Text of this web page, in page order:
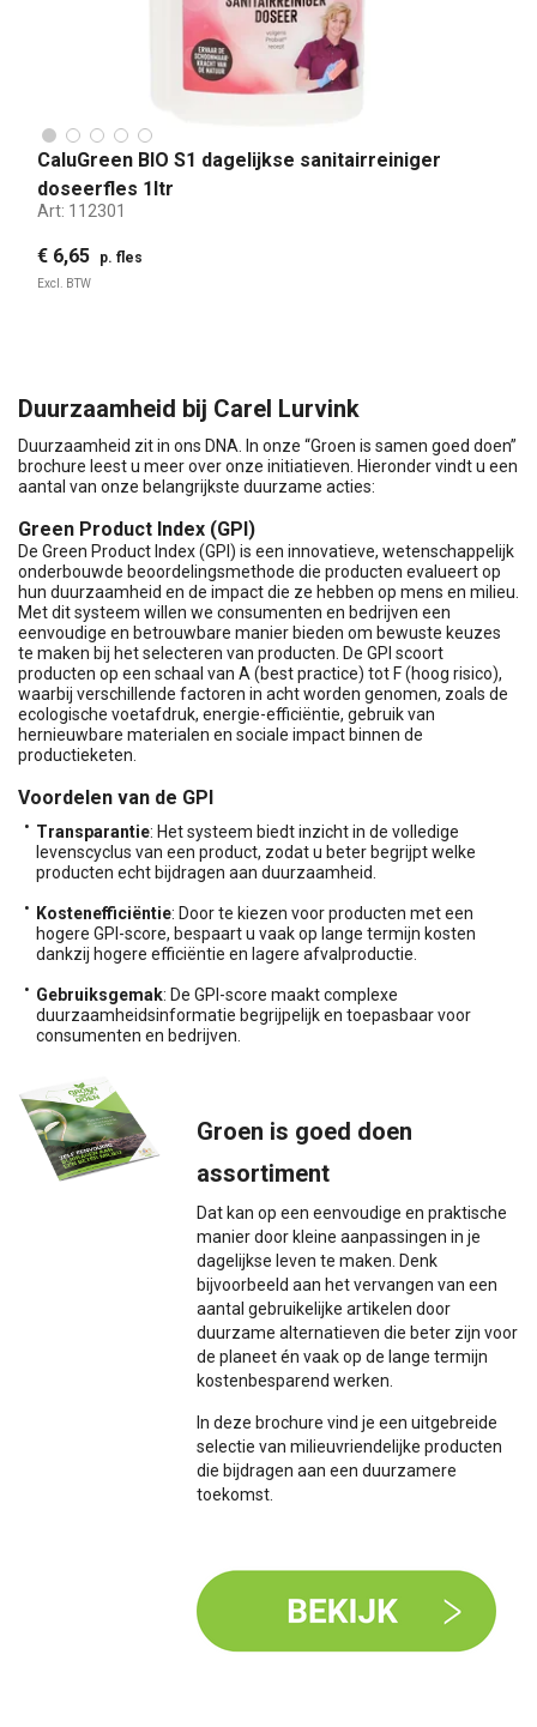
CaluGreen BIO S1 dagelijkse sanitairreiniger
doseerfles 1ltr
Art: 112301
€ 6,65 p. fles
Excl. BTW
Duurzaamheid bij Carel Lurvink
Duurzaamheid zit in ons DNA. In onze “Groen is samen goed doen”
brochure leest u meer over onze initiatieven. Hieronder vindt u een
aantal van onze belangrijkste duurzame acties:
Green Product Index (GPI)
De Green Product Index (GPI) is een innovatieve, wetenschappelijk
onderbouwde beoordelingsmethode die producten evalueert op
hun duurzaamheid en de impact die ze hebben op mens en milieu.
Met dit systeem willen we consumenten en bedrijven een
eenvoudige en betrouwbare manier bieden om bewuste keuzes
te maken bij het selecteren van producten. De GPI scoort
producten op een schaal van A (best practice) tot F (hoog risico),
waarbij verschillende factoren in acht worden genomen, zoals de
ecologische voetafdruk, energie-efficiëntie, gebruik van
hernieuwbare materialen en sociale impact binnen de
productieketen.
Voordelen van de GPI
Transparantie: Het systeem biedt inzicht in de volledige
levenscyclus van een product, zodat u beter begrijpt welke
producten echt bijdragen aan duurzaamheid.
Kostenefficiëntie: Door te kiezen voor producten met een
hogere GPI-score, bespaart u vaak op lange termijn kosten
dankzij hogere efficiëntie en lagere afvalproductie.
Gebruiksgemak: De GPI-score maakt complexe
duurzaamheidsinformatie begrijpelijk en toepasbaar voor
consumenten en bedrijven.
Groen is goed doen
assortiment
Dat kan op een eenvoudige en praktische
manier door kleine aanpassingen in je
dagelijkse leven te maken. Denk
bijvoorbeeld aan het vervangen van een
aantal gebruikelijke artikelen door
duurzame alternatieven die beter zijn voor
de planeet én vaak op de lange termijn
kostenbesparend werken.
In deze brochure vind je een uitgebreide
selectie van milieuvriendelijke producten
die bijdragen aan een duurzamere
toekomst.